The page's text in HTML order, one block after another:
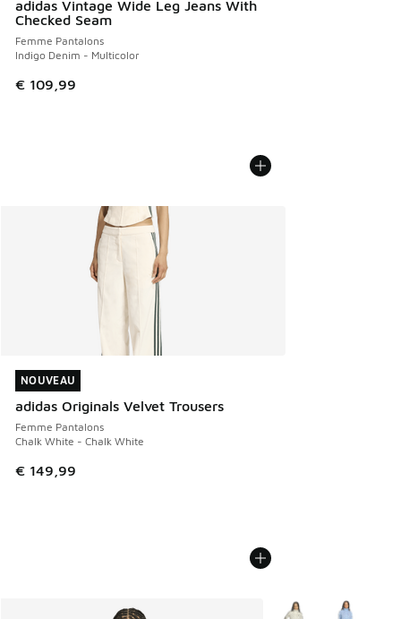
adidas Vintage Wide Leg Jeans With
Checked Seam
Femme Pantalons
Indigo Denim - Multicolor
€ 109,99
NOUVEAU
adidas Originals Velvet Trousers
Femme Pantalons
Chalk White - Chalk White
€ 149,99
NOUVEAU
Plus de couleurs